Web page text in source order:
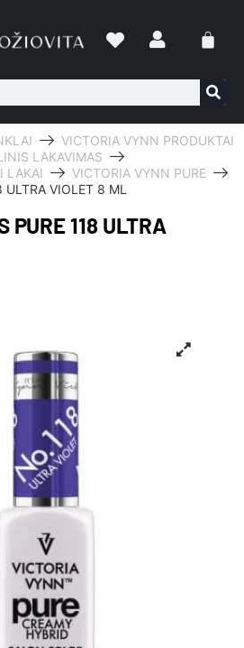
VICTORIA VYNN PRODUKTAI
LAKAVIMAS
LAKAI
VICTORIA VYNN PURE
ULTRA VIOLET 8 ML
PURE 118 ULTRA